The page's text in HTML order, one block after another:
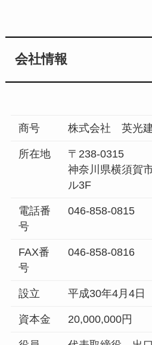
会社情報
商号 株式会社 英光
所在地
〒238-0315
神奈川県横須賀
ル3F
電話番
号
046-858-0815
FAX番
号
046-858-0816
設立 平成30年4月4日
資本金 20,000,000円